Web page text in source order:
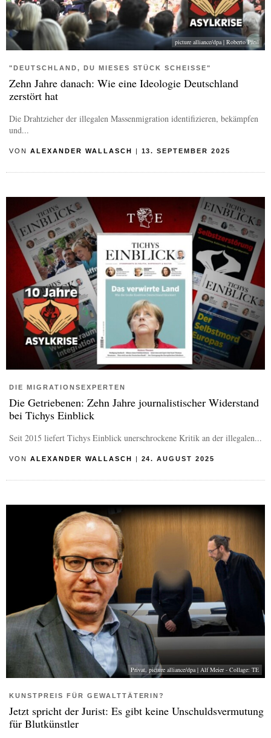
picture alliance/dpa | Roberto Pfeil
"DEUTSCHLAND, DU MIESES STÜCK SCHEISSE"
Zehn Jahre danach: Wie eine Ideologie Deutschland
zerstört hat
Die Drahtzieher der illegalen Massenmigration identifizieren, bekämpfen
und...
VON ALEXANDER WALLASCH | 13. SEPTEMBER 2025
DIE MIGRATIONSEXPERTEN
Die Getriebenen: Zehn Jahre journalistischer Widerstand
bei Tichys Einblick
Seit 2015 liefert Tichys Einblick unerschrockene Kritik an der illegalen...
VON ALEXANDER WALLASCH 24. AUGUST 2025
Privat, picture alliance/dpa | Alf Meier - Collage: TE
KUNSTPREIS FÜR GEWALTTÄTERIN?
Jetzt spricht der Jurist: Es gibt keine Unschuldsvermutung
für Blutkünstler